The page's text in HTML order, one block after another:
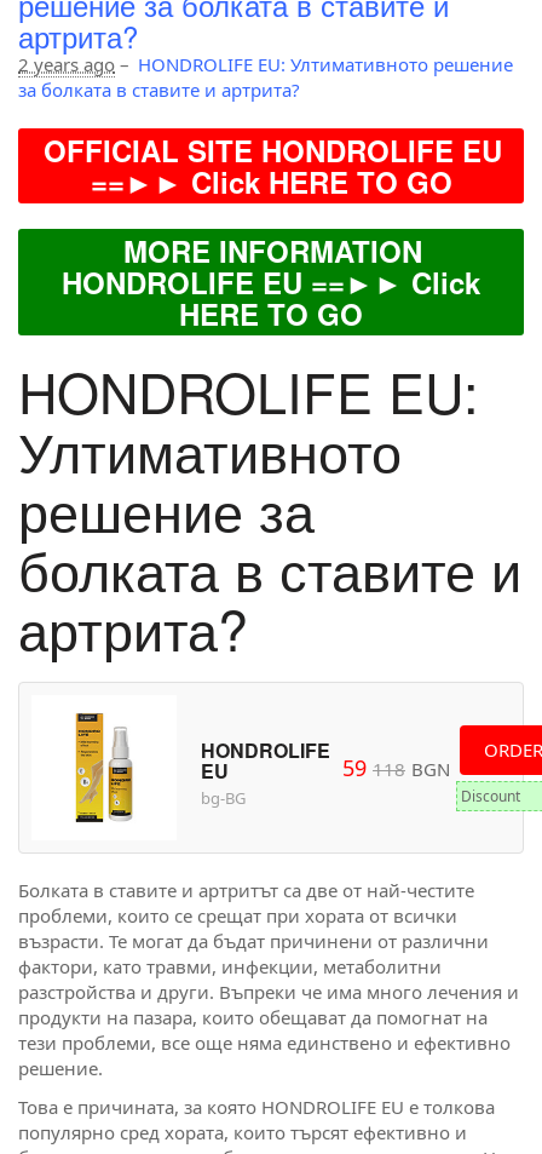
артрита?
2 years ago – HONDROLIFE EU: Ултимативното решение
за болката в ставите и артрита?
OFFICIAL SITE HONDROLIFE EU
==►► Click HERE TO GO
MORE INFORMATION
HONDROLIFE EU ==►► Click
HERE TO GO
HONDROLIFE EU:
Ултимативното
решение за
болката в ставите и
артрита?
HONDROLIFE
EU
bg-BG
59 118 BGN
ORDER
Discount
Болката в ставите и артритът са две от най-честите
проблеми, които се срещат при хората от всички
възрасти. Те могат да бъдат причинени от различни
фактори, като травми, инфекции, метаболитни
разстройства и други. Въпреки че има много лечения и
продукти на пазара, които обещават да помогнат на
тези проблеми, все още няма единствено и ефективно
решение.
Това е причината, за която HONDROLIFE EU е толкова
популярно сред хората, които търсят ефективно и